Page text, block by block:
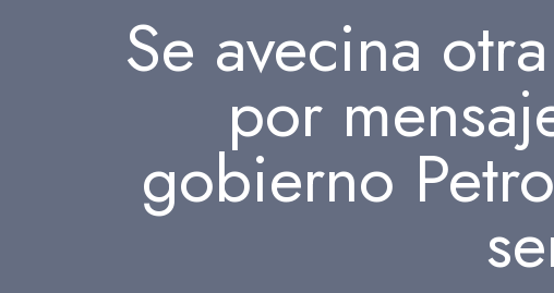
Se avecina
por
gobierno